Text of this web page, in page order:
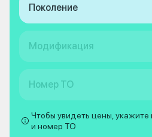
Поколение
Модификация
Номер ТО
Чтобы увидеть цены,
и номер ТО